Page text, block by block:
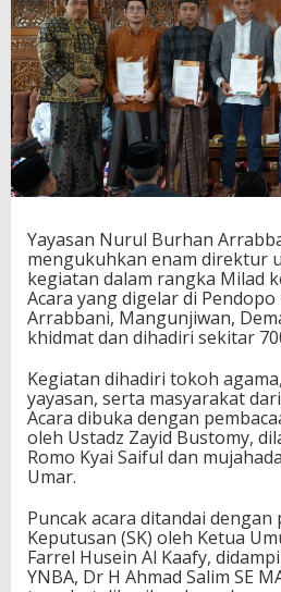
Yayasan Nurul Burhan
mengukuhkan enam direktur
kegiatan dalam rangka Milad
Acara yang digelar di
Arrabbani, Mangunjiwan,
khidmat dan dihadiri sekitar
Kegiatan dihadiri tokoh
yayasan, serta masyarakat
Acara dibuka dengan
oleh Ustadz Zayid Bustomy,
Romo Kyai Saiful dan
Umar.
Puncak acara ditandai
Keputusan (SK) oleh Ketua
Farrel Husein Al Kaafy,
YNBA, Dr H Ahmad Salim SE